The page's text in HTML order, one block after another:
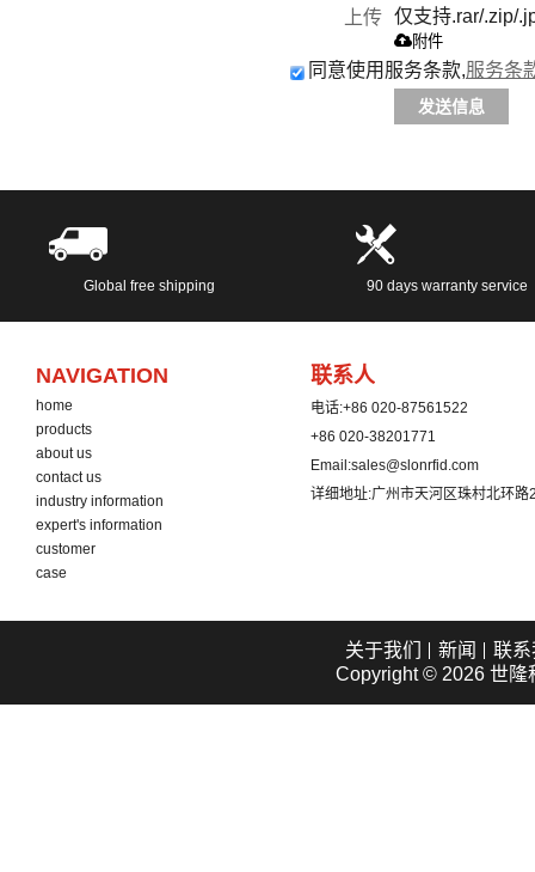
上传 仅支持.rar/.zip/
附件
同意使用服务条款,服务条
发送信息
Global free shipping 90 days warranty service
NAVIGATION
home
products
about us
contact us
industry information
expert's information
customer
case
联系人
电话:+86 020-87561522
+86 020-38201771
Email:sales@slonrfid.com
详细地址:广州市天河区珠村北环
关于我们 新闻
联
Copyright © 2026 世隆